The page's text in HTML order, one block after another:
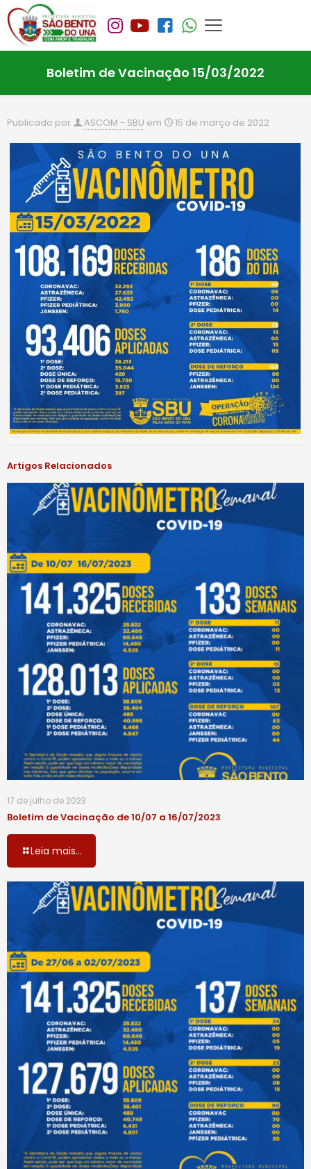
Boletim de Vacinação 15/03/2022
Publicado por ASCOM - SBU em 15 de março de 2022
Artigos Relacionados
17 de julho de 2023
Boletim de Vacinação de 10/07 a 16/07/2023
Leia mais...